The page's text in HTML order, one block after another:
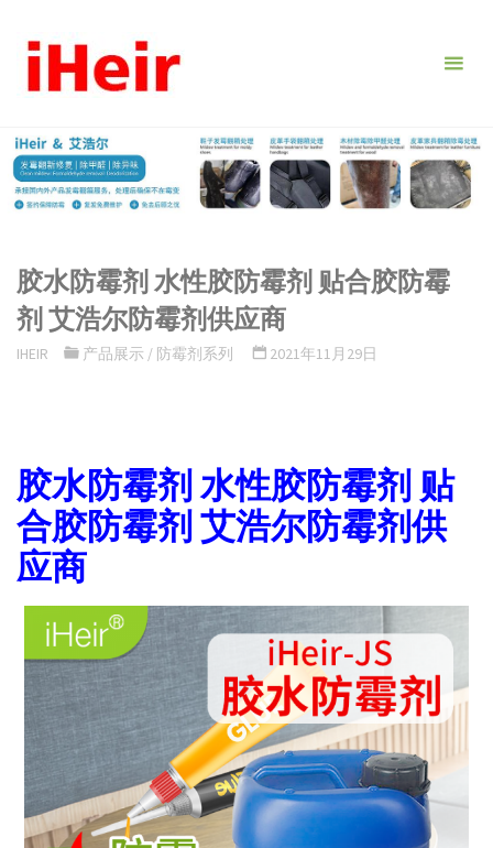
容。
胶水防霉剂 水性胶防霉剂 贴合胶防霉
剂 艾浩尔防霉剂供应商
IHEIR 产品展示 / 防霉剂系列 2021年11月29日
胶水防霉剂 水性胶防霉剂 贴
合胶防霉剂 艾浩尔防霉剂供
应商